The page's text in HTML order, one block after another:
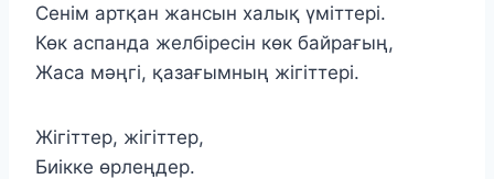
Сенім артқан жансын халық үміттері.
Көк аспанда желбіресін көк байрағың,
Жаса мәңгі, қазағымның жігіттері.
Жігіттер, жігіттер,
Биікке өрлеңдер.